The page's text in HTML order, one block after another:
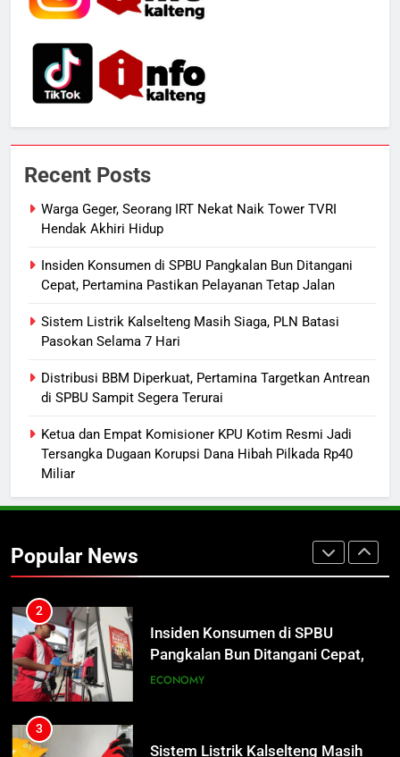
Recent Posts
Warga Geger, Seorang IRT Nekat Naik Tower TVRI
Hendak Akhiri Hidup
Insiden Konsumen di SPBU Pangkalan Bun Ditangani
Cepat, Pertamina Pastikan Pelayanan Tetap Jalan
Sistem Listrik Kalselteng Masih Siaga, PLN Batasi
Pasokan Selama 7 Hari
Distribusi BBM Diperkuat, Pertamina Targetkan Antrean
di SPBU Sampit Segera Terurai
Ketua dan Empat Komisioner KPU Kotim Resmi Jadi
Tersangka Dugaan Korupsi Dana Hibah Pilkada Rp40
Miliar
Popular News
6
Segera Tuntaskan Pemadaman
Listrik di Kalsel-Teng
NUSANTARA
Warga Indonesia, Ada Uzumaki, D.
Luffy, Shinchan, hingga Doraemon
NUSANTARA
8
Tak Ada Lagi Pajak Terlewat, GIS
ECONOMY
1
Warga Geger, Seorang IRT Nekat
Hidup
Insiden Konsumen di SPBU
Pangkalan Bun Ditangani Cepat,
Pertamina Pastikan Pelayanan
Tetap Jalan
3
Sistem Listrik Kalselteng Masih
Siaga, PLN Batasi Pasokan Selama
7 Hari
ECONOMY
4
Distribusi BBM Diperkuat,